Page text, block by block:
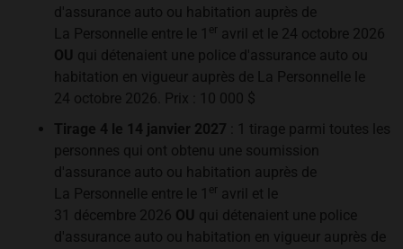
d'assurance auto ou habitation auprès de
La Personnelle entre le 1 er avril et le 24 octobre 2026
OU qui détenaient une police d'assurance auto ou
habitation en vigueur auprès de La Personnelle le
24 octobre 2026. Prix : 10 000 $
Tirage 4 le 14 janvier 2027 : 1 tirage parmi toutes les
personnes qui ont obtenu une soumission
d'assurance auto ou habitation auprès de
La Personnelle entre le 1 er avril et le
31 décembre 2026 OU qui détenaient une police
d'assurance auto ou habitation en vigueur auprès de